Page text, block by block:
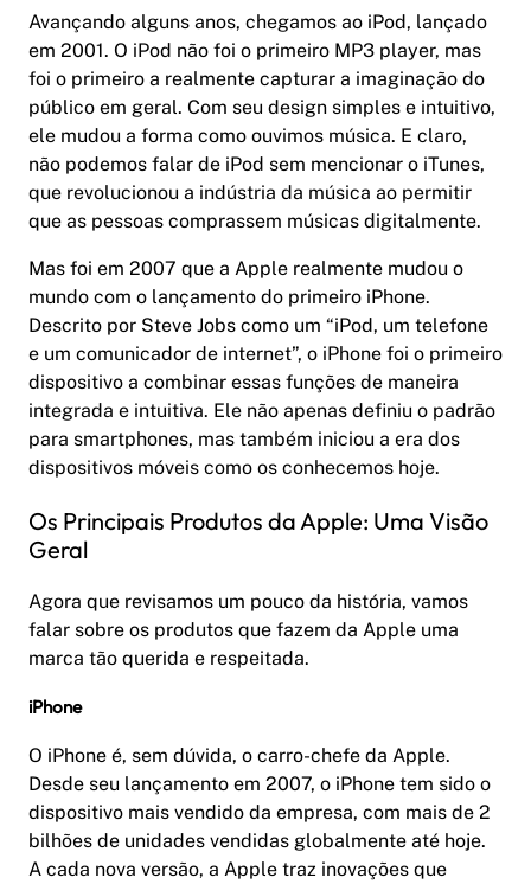
Avançando alguns anos, chegamos ao iPod, lançado
em 2001. O iPod não foi o primeiro MP3 player, mas
foi o primeiro a realmente capturar a imaginação do
público em geral. Com seu design simples e intuitivo,
ele mudou a forma como ouvimos música. E claro,
não podemos falar de iPod sem mencionar o iTunes,
que revolucionou a indústria da música ao permitir
que as pessoas comprassem músicas digitalmente.
Mas foi em 2007 que a Apple realmente mudou o
mundo com o lançamento do primeiro iPhone.
Descrito por Steve Jobs como um “iPod, um telefone
e um comunicador de internet”, o iPhone foi o primeiro
dispositivo a combinar essas funções de maneira
integrada e intuitiva. Ele não apenas definiu o padrão
para smartphones, mas também iniciou a era dos
dispositivos móveis como os conhecemos hoje.
Os Principais Produtos da Apple: Uma Visão
Geral
Agora que revisamos um pouco da história, vamos
falar sobre os produtos que fazem da Apple uma
marca tão querida e respeitada.
iPhone
O iPhone é, sem dúvida, o carro-chefe da Apple.
Desde seu lançamento em 2007, o iPhone tem sido o
dispositivo mais vendido da empresa, com mais de 2
bilhões de unidades vendidas globalmente até hoje.
A cada nova versão, a Apple traz inovações que